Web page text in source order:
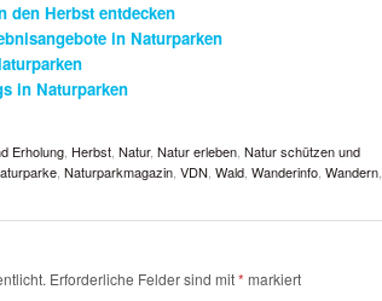
den Herbst entdecken
in Naturparken
in Naturparken
Erholung, Herbst, Natur, Natur erleben, Natur schützen und
, Naturparkmagazin, VDN, Wald, Wanderinfo, Wandern,
Erforderliche Felder sind mit* markiert